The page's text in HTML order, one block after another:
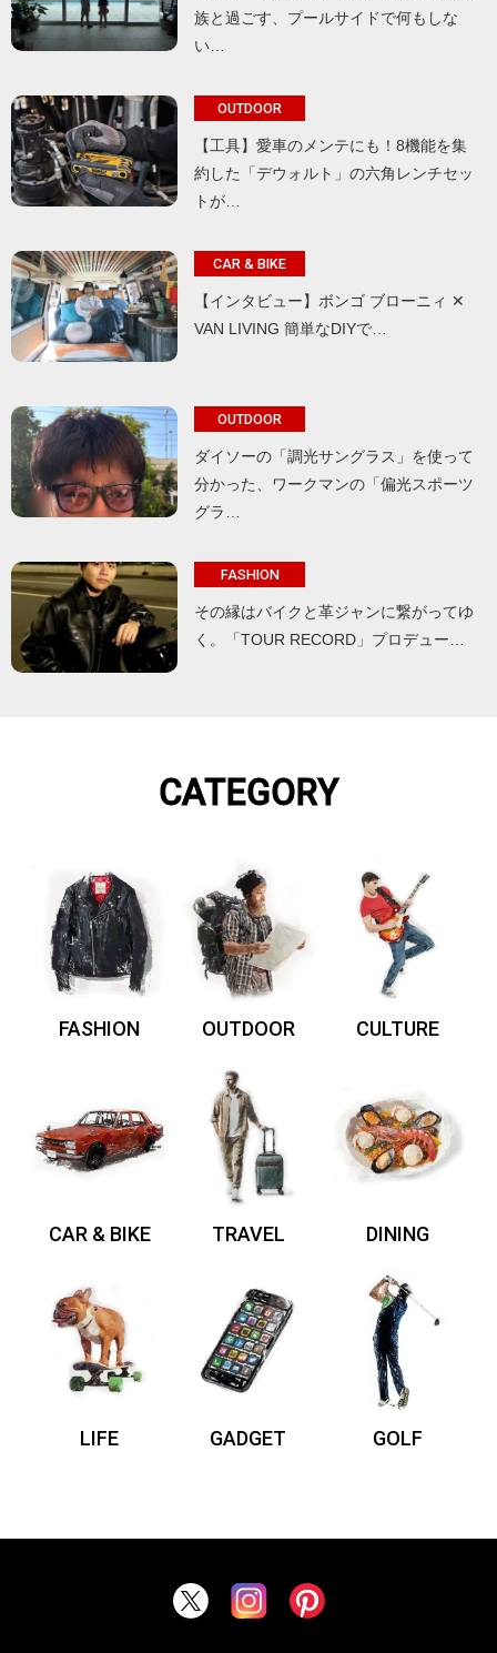
族と過ごす、プールサイドで何もしな
い…
OUTDOOR
【工具】愛車のメンテにも！8機能を集
約した「デウォルト」の六角レンチセッ
トが…
CAR & BIKE
【インタビュー】ボンゴ ブローニィ ✕
VAN LIVING 簡単なDIYで…
OUTDOOR
ダイソーの「調光サングラス」を使って
分かった、ワークマンの「偏光スポーツ
グラ…
FASHION
その縁はバイクと革ジャンに繋がってゆ
く。「TOUR RECORD」プロデュー…
CATEGORY
FASHION OUTDOOR CULTURE
CAR & BIKE TRAVEL DINING
LIFE GADGET GOLF